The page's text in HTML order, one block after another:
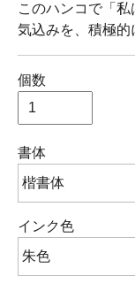
このハンコで「
気込みを、積極的
個数
書体
インク色